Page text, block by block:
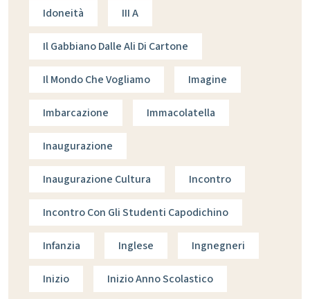
Idoneità III A
Il Gabbiano Dalle Ali Di Cartone
Il Mondo Che Vogliamo Imagine
Imbarcazione Immacolatella
Inaugurazione
Inaugurazione Cultura Incontro
Incontro Con Gli Studenti Capodichino
Infanzia Inglese Ingnegneri
Inizio Inizio Anno Scolastico